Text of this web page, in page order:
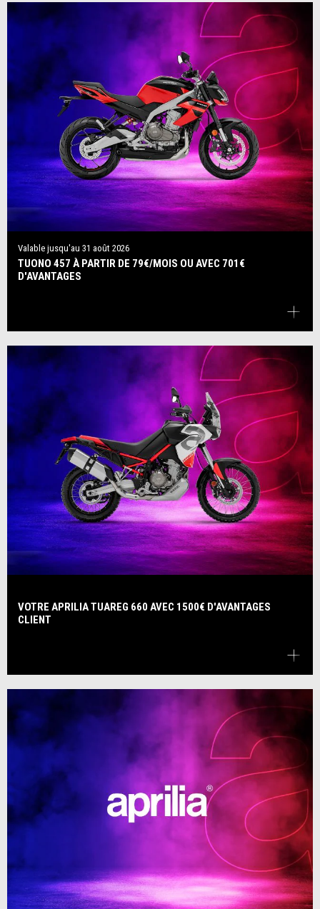
Valable jusqu'au 31 août 2026
TUONO 457 À PARTIR DE 79€/MOIS OU AVEC 701€
D'AVANTAGES
VOTRE APRILIA TUAREG 660 AVEC 1500€ D'AVANTAGES
CLIENT